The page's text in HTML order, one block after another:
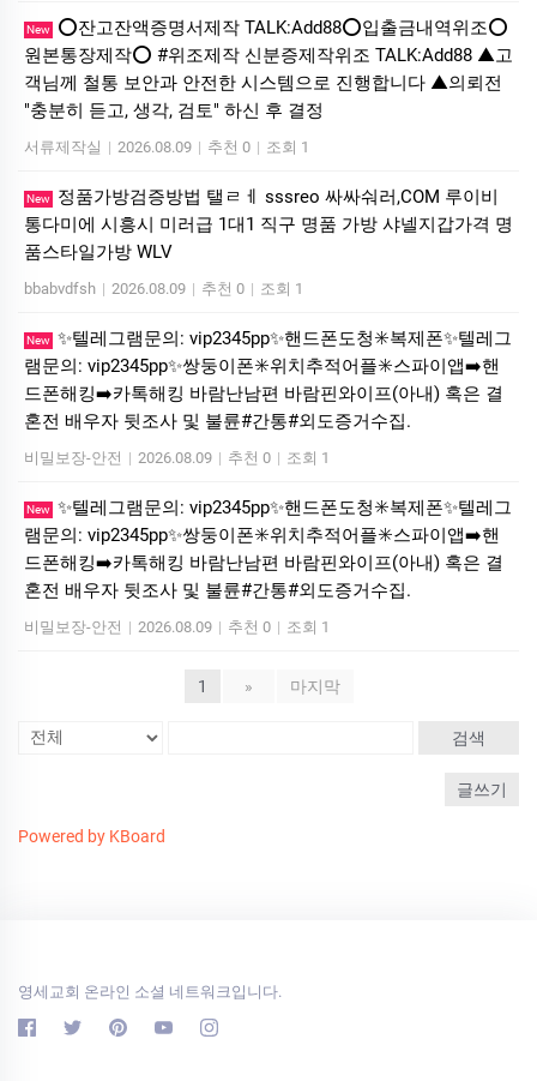
New
⭕️잔고잔액증명서제작 TALK:Add88⭕️입출금내역위조⭕️
원본통장제작⭕️ #위조제작 신분증제작위조 TALK:Add88 ▲고
객님께 철통 보안과 안전한 시스템으로 진행합니다 ▲의뢰전
"충분히 듣고, 생각, 검토" 하신 후 결정
서류제작실 | 2026.08.09 | 추천 0 | 조회 1
New
정품가방검증방법 탤ㄹㅔ sssreo 싸싸숴러,COM 루이비
통다미에 시흥시 미러급 1대1 직구 명품 가방 샤넬지갑가격 명
품스타일가방 WLV
bbabvdfsh | 2026.08.09 | 추천 0 | 조회 1
New ✨텔레그램문의: vip2345pp✨핸드폰도청✳️복제폰✨텔레그
램문의: vip2345pp✨쌍둥이폰✳️위치추적어플✳️스파이앱➡️핸
드폰해킹➡️카톡해킹 바람난남편 바람핀와이프(아내) 혹은 결
혼전 배우자 뒷조사 및 불륜#간통#외도증거수집.
비밀보장-안전 | 2026.08.09 | 추천 0 | 조회 1
New ✨텔레그램문의: vip2345pp✨핸드폰도청✳️복제폰✨텔레그
램문의: vip2345pp✨쌍둥이폰✳️위치추적어플✳️스파이앱➡️핸
드폰해킹➡️카톡해킹 바람난남편 바람핀와이프(아내) 혹은 결
혼전 배우자 뒷조사 및 불륜#간통#외도증거수집.
비밀보장-안전 | 2026.08.09 | 추천 0 | 조회 1
1 » 마지막
검색
글쓰기
Powered by KBoard
영세교회 온라인 소셜 네트워크입니다.